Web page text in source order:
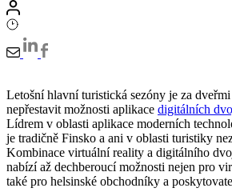
Letošní hlavní turistická sezóny je za
nepřestavit možnosti aplikace digitálních
Lídrem v oblasti aplikace moderních
je tradičně Finsko a ani v oblasti turistiky
Kombinace virtuální reality a digitálního
nabízí až dechberoucí možnosti nejen pro
také pro helsinské obchodníky a